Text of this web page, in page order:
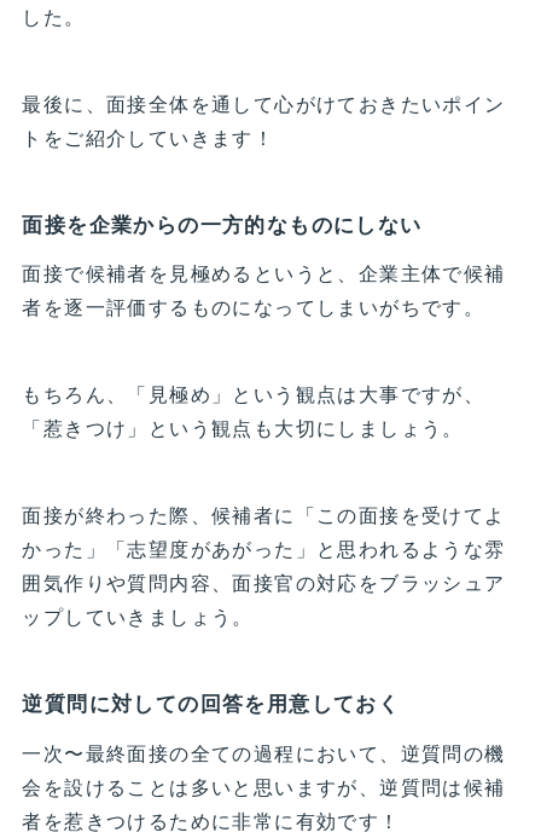
した。
最後に、面接全体を通して心がけておきたいポイン
トをご紹介していきます！
面接を企業からの一方的なものにしない
面接で候補者を見極めるというと、企業主体で候補
者を逐一評価するものになってしまいがちです。
もちろん、「見極め」という観点は大事ですが、
「惹きつけ」という観点も大切にしましょう。
面接が終わった際、候補者に「この面接を受けてよ
かった」「志望度があがった」と思われるような雰
囲気作りや質問内容、面接官の対応をブラッシュア
ップしていきましょう。
逆質問に対しての回答を用意しておく
一次〜最終面接の全ての過程において、逆質問の機
会を設けることは多いと思いますが、逆質問は候補
者を惹きつけるために非常に有効です！